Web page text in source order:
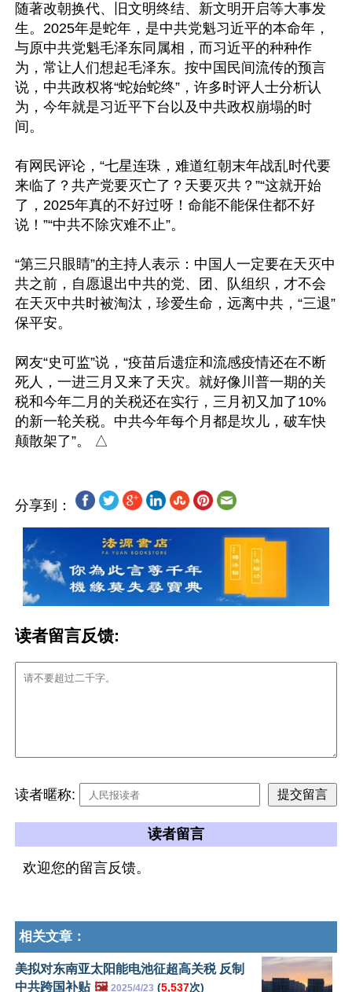
随著改朝换代、旧文明终结、新文明开启等大事发
生。2025年是蛇年，是中共党魁习近平的本命年，
与原中共党魁毛泽东同属相，而习近平的种种作
为，常让人们想起毛泽东。按中国民间流传的预言
说，中共政权将“蛇始蛇终”，许多时评人士分析认
为，今年就是习近平下台以及中共政权崩塌的时
间。
有网民评论，“七星连珠，难道红朝末年战乱时代要
来临了？共产党要灭亡了？天要灭共？”“这就开始
了，2025年真的不好过呀！命能不能保住都不好
说！”“中共不除灾难不止”。
“第三只眼睛”的主持人表示：中国人一定要在天灭中
共之前，自愿退出中共的党、团、队组织，才不会
在天灭中共时被淘汰，珍爱生命，远离中共，“三退”
保平安。
网友“史可监”说，“疫苗后遗症和流感疫情还在不断
死人，一进三月又来了天灾。就好像川普一期的关
税和今年二月的关税还在实行，三月初又加了10%
的新一轮关税。中共今年每个月都是坎儿，破车快
分享到：
读者留言反馈:
读者暱称:
读者留言
欢迎您的留言反馈。
相关文章：
美拟对东南亚太阳能电池征超高关税 反制
中共跨国补贴 🖼️ 2025/4/23 (5,537次)